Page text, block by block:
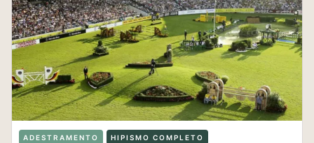
ADESTRAMENTO HIPISMO COMPLETO